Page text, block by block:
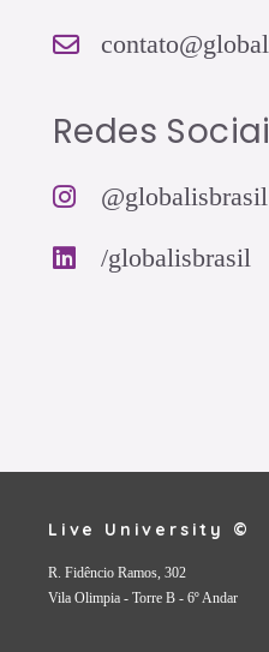
Redes
@globalisbrasil
/globalisbrasil
Live University ©
R. Fidêncio Ramos, 302
Vila Olimpia - Torre B - 6º Andar